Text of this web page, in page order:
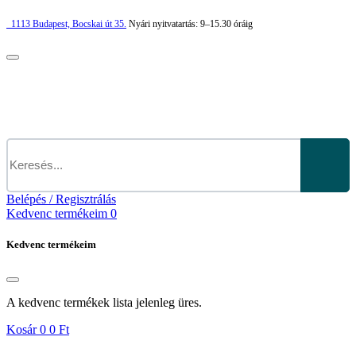
1113 Budapest, Bocskai út 35. Nyári nyitvatartás: 9–15.30 óráig
Belépés / Regisztrálás
Kedvenc termékeim 0
Kedvenc termékeim
A kedvenc termékek lista jelenleg üres.
Kosár 0 0 Ft